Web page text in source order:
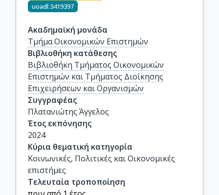
uoadl:3419397
Ακαδημαϊκή μονάδα
Τμήμα Οικονομικών Επιστημών
Βιβλιοθήκη κατάθεσης
Βιβλιοθήκη Τμήματος Οικονομικών
Επιστημών και Τμήματος Διοίκησης
Επιχειρήσεων και Οργανισμών
Συγγραφέας
Πλατανιώτης Άγγελος
Έτος εκπόνησης
2024
Κύρια θεματική κατηγορία
Κοινωνικές, Πολιτικές και Οικονομικές
επιστήμες
Τελευταία τροποποίηση